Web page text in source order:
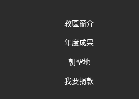
教區簡介
年度成果
朝聖地
我要捐款